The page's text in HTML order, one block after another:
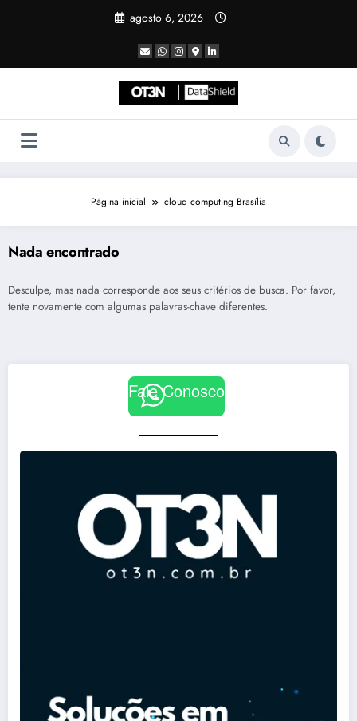
agosto 6, 2026
Página inicial cloud computing Brasília
Nada encontrado
Desculpe, mas nada corresponde aos seus critérios de busca. Por favor,
tente novamente com algumas palavras-chave diferentes.
Fale Conosco